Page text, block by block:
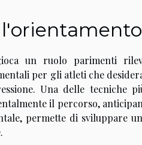
un ruolo parimenti
per gli atleti che
Una delle tecniche
il percorso,
permette di sviluppare